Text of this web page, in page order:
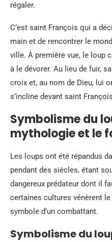
régaler.
C’est saint François qui a
main et de rencontrer le
ville. À première vue, le loup
à le dévorer. Au lieu de fuir,
croix et, au nom de Dieu, lui
s’incline devant saint
Symbolisme du
mythologie et le
Les loups ont été répandus
pendant des siècles, étant
dangereux prédateur dont il
certaines cultures vénèrent
symbole d’un combattant.
Symbolisme du